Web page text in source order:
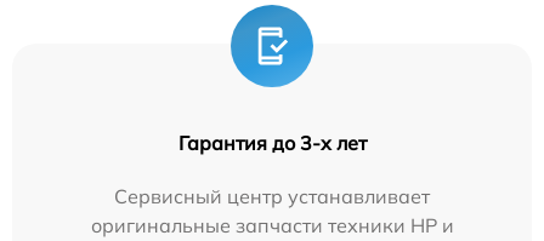
Гарантия до 3-х лет
Сервисный центр устанавливает
оригинальные запчасти техники HP и